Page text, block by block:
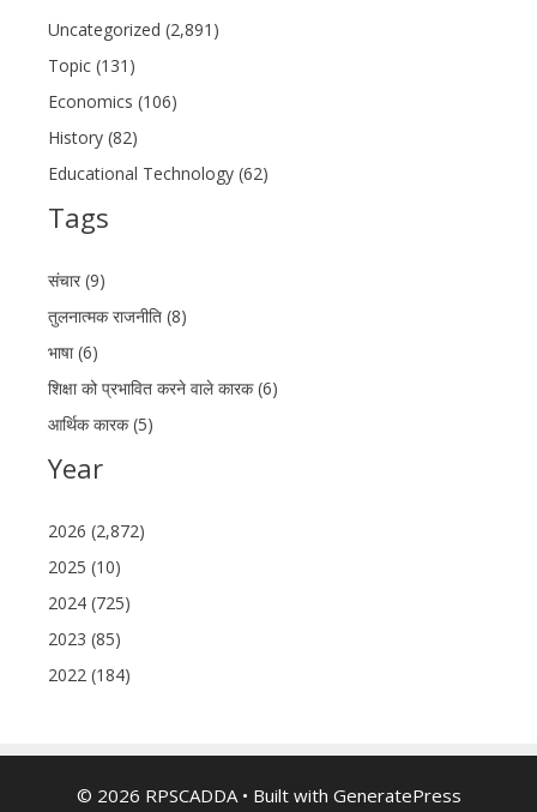
Uncategorized (2,891)
Topic (131)
Economics (106)
History (82)
Educational Technology (62)
Tags
संचार (9)
तुलनात्मक राजनीति (8)
भाषा (6)
शिक्षा को प्रभावित करने वाले कारक (6)
आर्थिक कारक (5)
Year
2026 (2,872)
2025 (10)
2024 (725)
2023 (85)
2022 (184)
© 2026 RPSCADDA• Built with GeneratePress